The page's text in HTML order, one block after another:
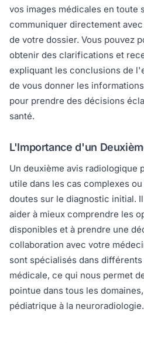
vos images médicales en toute
communiquer directement
de votre dossier. Vous pouvez
obtenir des clarifications et
expliquant les conclusions de
de vous donner les
pour prendre des décisions
santé.
L'Importance d'un
Un deuxième avis radiologique
utile dans les cas complexes
doutes sur le diagnostic initial.
aider à mieux comprendre les
disponibles et à prendre une
collaboration avec votre
sont spécialisés dans
médicale, ce qui nous permet
pointue dans tous les
pédiatrique à la neuroradiologie.